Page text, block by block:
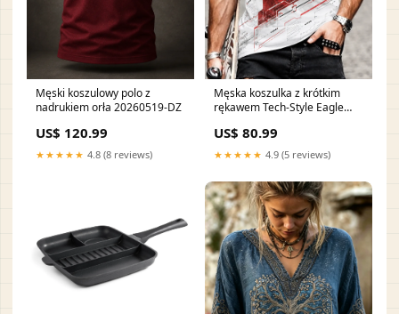
Męski koszulowy polo z
nadrukiem orła 20260519-DZ
US$ 120.99
★★★★★ 4.8 (8 reviews)
Męska koszulka z krótkim
rękawem Tech-Style Eagle
US$ 80.99
★★★★★ 4.9 (5 reviews)